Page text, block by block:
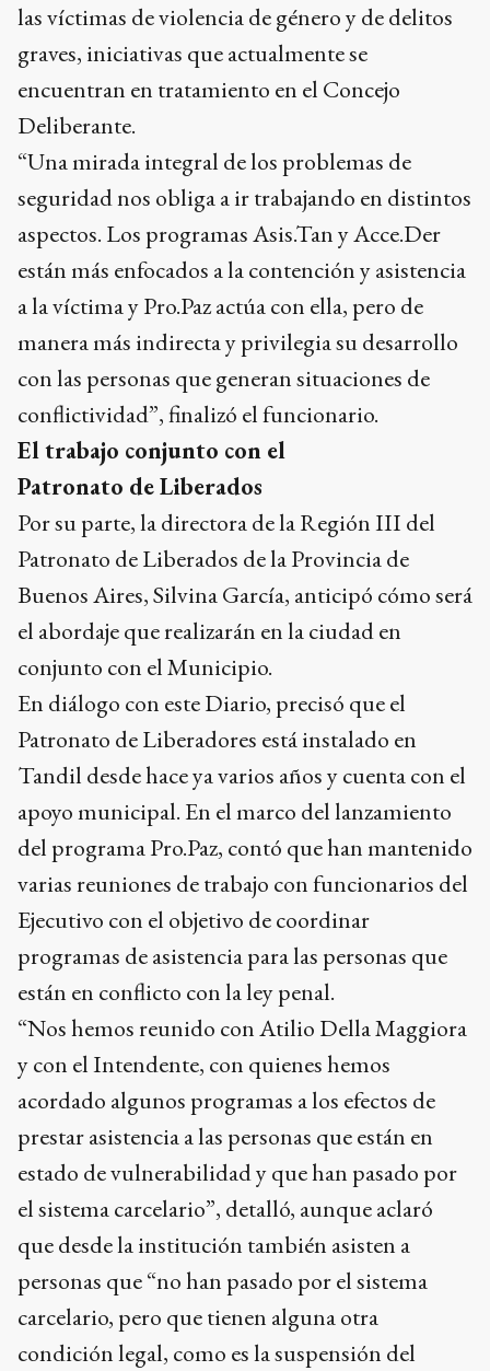
las víctimas de violencia de género y de delitos
graves, iniciativas que actualmente se
encuentran en tratamiento en el Concejo
Deliberante.
“Una mirada integral de los problemas de
seguridad nos obliga a ir trabajando en distintos
aspectos. Los programas Asis.Tan y Acce.Der
están más enfocados a la contención y asistencia
a la víctima y Pro.Paz actúa con ella, pero de
manera más indirecta y privilegia su desarrollo
con las personas que generan situaciones de
conflictividad”, finalizó el funcionario.
El trabajo conjunto con el
Patronato de Liberados
Por su parte, la directora de la Región III del
Patronato de Liberados de la Provincia de
Buenos Aires, Silvina García, anticipó cómo será
el abordaje que realizarán en la ciudad en
conjunto con el Municipio.
En diálogo con este Diario, precisó que el
Patronato de Liberadores está instalado en
Tandil desde hace ya varios años y cuenta con el
apoyo municipal. En el marco del lanzamiento
del programa Pro.Paz, contó que han mantenido
varias reuniones de trabajo con funcionarios del
Ejecutivo con el objetivo de coordinar
programas de asistencia para las personas que
están en conflicto con la ley penal.
“Nos hemos reunido con Atilio Della Maggiora
y con el Intendente, con quienes hemos
acordado algunos programas a los efectos de
prestar asistencia a las personas que están en
estado de vulnerabilidad y que han pasado por
el sistema carcelario”, detalló, aunque aclaró
que desde la institución también asisten a
personas que “no han pasado por el sistema
carcelario, pero que tienen alguna otra
condición legal, como es la suspensión del